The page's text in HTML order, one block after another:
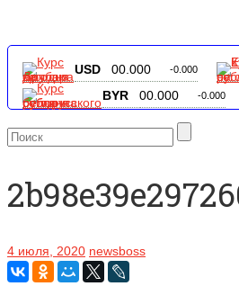
USD 00.000 -0.000
BYR 00.000 -0.000
4 июля, 2020 newsboss